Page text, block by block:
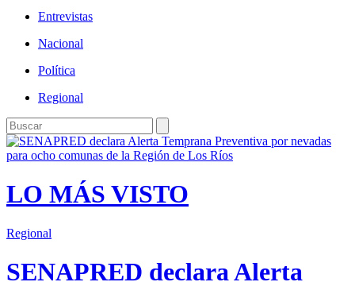
Entrevistas
Nacional
Política
Regional
LO MÁS VISTO
Regional
SENAPRED declara Alerta